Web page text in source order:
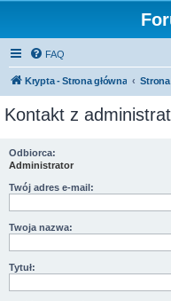
FAQ
Krypta - Strona główna Strona
Kontakt z
Odbiorca:
Administrator
Twój adres e-mail:
Twoja nazwa:
Tytuł: